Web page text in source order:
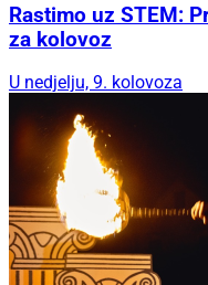
Rastimo uz STEM:
za kolovoz
U nedjelju, 9. kolovoza